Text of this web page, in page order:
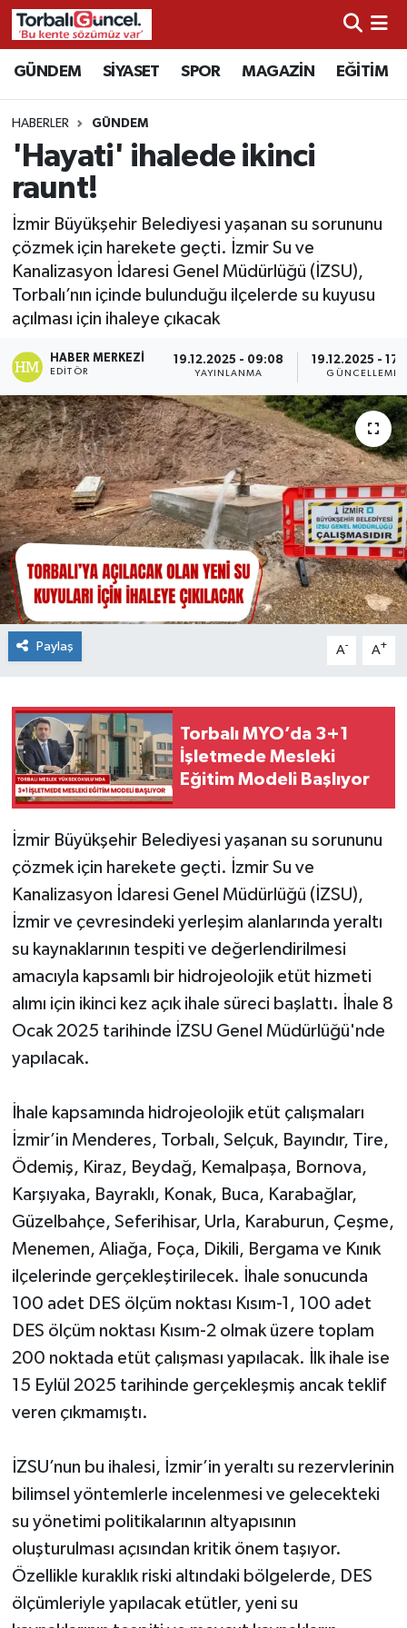
GÜNDEM SİYASET SPOR MAGAZİN EĞİTİM
HABERLER GÜNDEM
'Hayati' ihalede ikinci
raunt!
İzmir Büyükşehir Belediyesi yaşanan su sorununu
çözmek için harekete geçti. İzmir Su ve
Kanalizasyon İdaresi Genel Müdürlüğü (İZSU),
Torbalı’nın içinde bulunduğu ilçelerde su kuyusu
açılması için ihaleye çıkacak
HABER MERKEZI
EDITÖR
19.12.2025 - 09:08
YAYINLANMA
19.12.2025 -
GÜNCELLEME
Paylaş A- A+
Torbalı MYO’da 3+1
İşletmede Mesleki
Eğitim Modeli Başlıyor
İzmir Büyükşehir Belediyesi yaşanan su sorununu
çözmek için harekete geçti. İzmir Su ve
Kanalizasyon İdaresi Genel Müdürlüğü (İZSU),
İzmir ve çevresindeki yerleşim alanlarında yeraltı
su kaynaklarının tespiti ve değerlendirilmesi
amacıyla kapsamlı bir hidrojeolojik etüt hizmeti
alımı için ikinci kez açık ihale süreci başlattı. İhale 8
Ocak 2025 tarihinde İZSU Genel Müdürlüğü'nde
yapılacak.
İhale kapsamında hidrojeolojik etüt çalışmaları
İzmir’in Menderes, Torbalı, Selçuk, Bayındır, Tire,
Ödemiş, Kiraz, Beydağ, Kemalpaşa, Bornova,
Karşıyaka, Bayraklı, Konak, Buca, Karabağlar,
Güzelbahçe, Seferihisar, Urla, Karaburun, Çeşme,
Menemen, Aliağa, Foça, Dikili, Bergama ve Kınık
ilçelerinde gerçekleştirilecek. İhale sonucunda
100 adet DES ölçüm noktası Kısım-1, 100 adet
DES ölçüm noktası Kısım-2 olmak üzere toplam
200 noktada etüt çalışması yapılacak. İlk ihale ise
15 Eylül 2025 tarihinde gerçekleşmiş ancak teklif
veren çıkmamıştı.
İZSU’nun bu ihalesi, İzmir’in yeraltı su rezervlerinin
bilimsel yöntemlerle incelenmesi ve gelecekteki
su yönetimi politikalarının altyapısının
oluşturulması açısından kritik önem taşıyor.
Özellikle kuraklık riski altındaki bölgelerde, DES
ölçümleriyle yapılacak etütler, yeni su
İzmir Nöbetçi Eczaneler
İzmir Hava Durumu
İzmir Namaz Vakitleri
Süper Lig Puan Durumu ve Fikstür
Tüm Manşetler
Haber Arşivi